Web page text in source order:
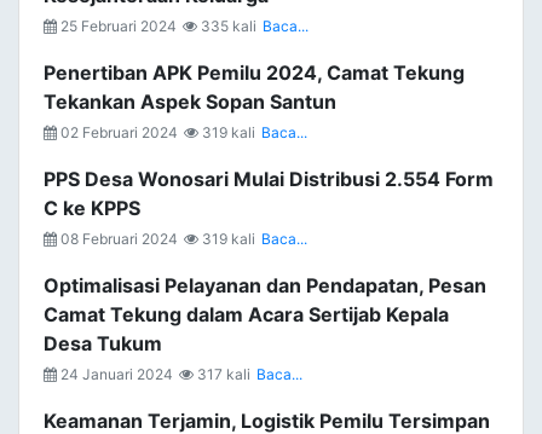
25 Februari 2024 335 kali Baca...
Penertiban APK Pemilu 2024, Camat Tekung
Tekankan Aspek Sopan Santun
02 Februari 2024 319 kali Baca...
PPS Desa Wonosari Mulai Distribusi 2.554 Form
C ke KPPS
08 Februari 2024 319 kali Baca...
Optimalisasi Pelayanan dan Pendapatan, Pesan
Camat Tekung dalam Acara Sertijab Kepala
Desa Tukum
24 Januari 2024 317 kali Baca...
Keamanan Terjamin, Logistik Pemilu Tersimpan